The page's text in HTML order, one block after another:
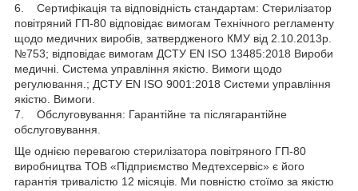
6. Сертифікація та відповідність стандартам: Стерилізатор
повітряний ГП-80 відповідає вимогам Технічного регламенту
щодо медичних виробів, затвердженого КМУ від 2.10.2013р.
№753; відповідає вимогам ДСТУ EN ISO 13485:2018 Вироби
медичні. Система управління якістю. Вимоги щодо
регулювання.; ДСТУ EN ISO 9001:2018 Системи управління
якістю. Вимоги.
7. Обслуговування: Гарантійне та післягарантійне
обслуговування.
Ще однією перевагою стерилізатора повітряного ГП-80
виробництва ТОВ «Підприємство Медтехсервіс» є його
гарантія тривалістю 12 місяців. Ми повністю стоїмо за якістю